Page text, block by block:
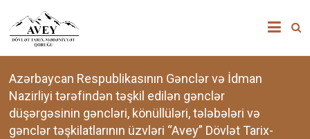
content
”AVEY”
DÖVLƏT
TARİX-
MƏDƏNİYYƏT
Azərbaycan Respublikasının Gənclər və İdman
Nazirliyi tərəfindən təşkil edilən gənclər
düşərgəsinin gəncləri, könüllüləri, tələbələri və
gənclər təşkilatlarının üzvləri “Avey” Dövlət Tarix-